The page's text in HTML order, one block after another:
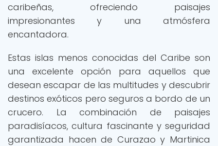
caribeñas, ofreciendo paisajes
impresionantes y una atmósfera
encantadora.
Estas islas menos conocidas del Caribe son
una excelente opción para aquellos que
desean escapar de las multitudes y descubrir
destinos exóticos pero seguros a bordo de un
crucero. La combinación de paisajes
paradisíacos, cultura fascinante y seguridad
garantizada hacen de Curazao y Martinica